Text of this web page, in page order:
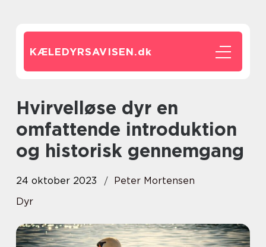
KÆLEDYRSAVISEN.dk
Hvirvelløse dyr en
omfattende introduktion
og historisk gennemgang
24 oktober 2023
Peter Mortensen
Dyr